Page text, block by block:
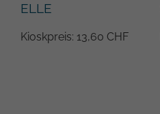
ELLE
Kioskpreis: 13,60 CHF